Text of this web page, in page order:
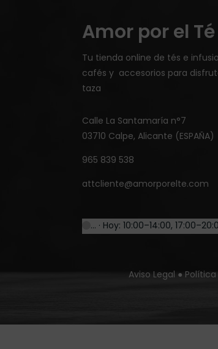
Amor por el Té
Tu tienda online de tés e
cafés y accesorios para
taza
Calle La Santamaría n°7
03710 Calpe, Alicante (ESPAÑA)
965 839 538
attcliente@amorporelte.com
… · Hoy: 10:00–14:00,
Aviso Legal ●